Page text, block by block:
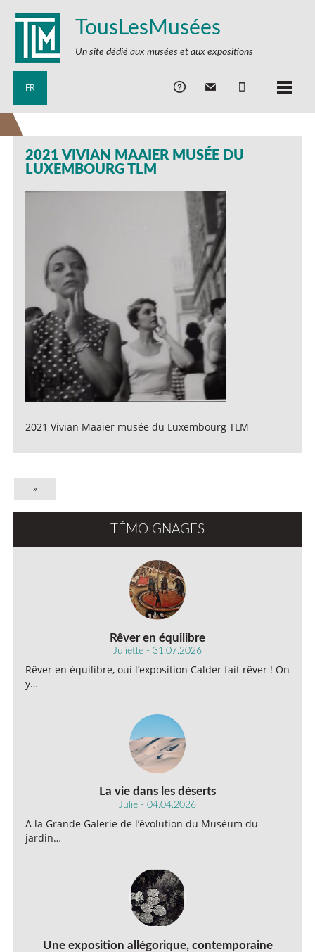
TousLesMusées
Un site dédié aux musées et aux expositions
FR
2021 VIVIAN MAAIER MUSÉE DU
LUXEMBOURG TLM
2021 Vivian Maaier musée du Luxembourg TLM
»
TÉMOIGNAGES
Rêver en équilibre
Juliette - 31.07.2026
Rêver en équilibre, oui l’exposition Calder fait rêver ! On
y…
La vie dans les déserts
Julie - 04.04.2026
A la Grande Galerie de l’évolution du Muséum du
jardin…
Une exposition allégorique, contemporaine